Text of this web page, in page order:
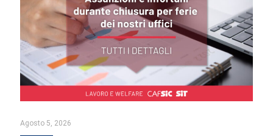
Agosto 5, 2026